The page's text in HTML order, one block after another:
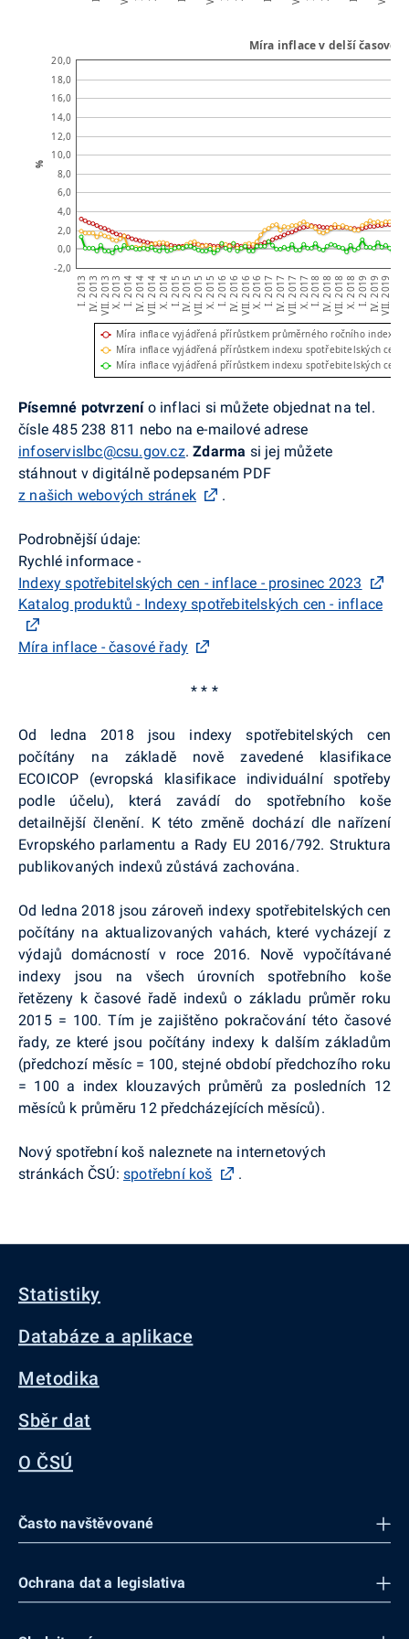
I. 2013IV. 2013VII. 2013X. 2013I. 2014IV. 2014VII. 2014X. 2014I. 2015IV. 2015VII. 2015X. 2015I. 2016IV. 2016VII. 2016X. 2016I. 2017IV. 2017VII. 2017X. 2017I. 2018IV. 2018VII. 2018X. 2018I. 2019IV. 2019VII. 2019
-2,0
0,0
2,0
4,0
6,0
8,0
10,0
12,0
14,0
16,0
18,0
20,0
%
Míra inflace vyjádřená přírůstkem průměrného ročního indexu
Míra inflace vyjádřená přírůstkem indexu spotřebitelských cen
Míra inflace vyjádřená přírůstkem indexu spotřebitelských cen
Míra inflace v delší časové
Písemné potvrzenío inflaci si můžete objednat na tel.
čísle 485 238 811 nebo na e-mailové adrese
infoservislbc@csu.gov.cz.Zdarma si jej můžete
stáhnout v digitálně podepsaném PDF
z našich webových stránek
.
Podrobnější údaje:
Rychlé informace -
Indexy spotřebitelských cen - inflace - prosinec 2023
Katalog produktů - Indexy spotřebitelských cen - inflace
Míra inflace - časové řady
* * *
Od ledna 2018 jsou indexy spotřebitelských cen
počítány na základě nově zavedené klasifikace
ECOICOP (evropská klasifikace individuální spotřeby
podle účelu), která zavádí do spotřebního koše
detailnější členění. K této změně dochází dle nařízení
Evropského parlamentu a Rady EU 2016/792. Struktura
publikovaných indexů zůstává zachována.
Od ledna 2018 jsou zároveň indexy spotřebitelských cen
počítány na aktualizovaných vahách, které vycházejí z
výdajů domácností v roce 2016. Nově vypočítávané
indexy jsou na všech úrovních spotřebního koše
řetězeny k časové řadě indexů o základu průměr roku
2015 = 100. Tím je zajištěno pokračování této časové
řady, ze které jsou počítány indexy k dalším základům
(předchozí měsíc = 100, stejné období předchozího roku
= 100 a index klouzavých průměrů za posledních 12
měsíců k průměru 12 předcházejících měsíců).
Nový spotřební koš naleznete na internetových
stránkách ČSÚ: spotřební koš .
Statistiky
Databáze a aplikace
Metodika
Sběr dat
O ČSÚ
Často navštěvované
Ochrana dat a legislativa